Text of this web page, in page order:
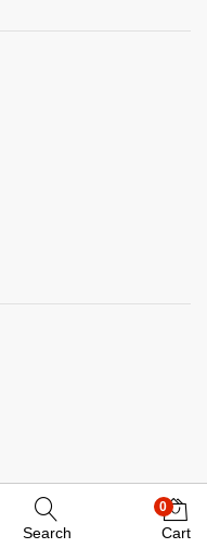
Search
0
Cart